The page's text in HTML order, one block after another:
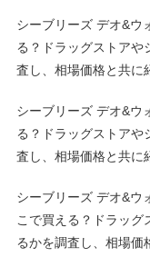
シーブリーズ デオ&ウ
る？ドラッグストアや
査し、相場価格と共に
シーブリーズ デオ&ウ
る？ドラッグストアや
査し、相場価格と共に
シーブリーズ デオ&ウ
こで買える？ドラッグ
るかを調査し、相場価